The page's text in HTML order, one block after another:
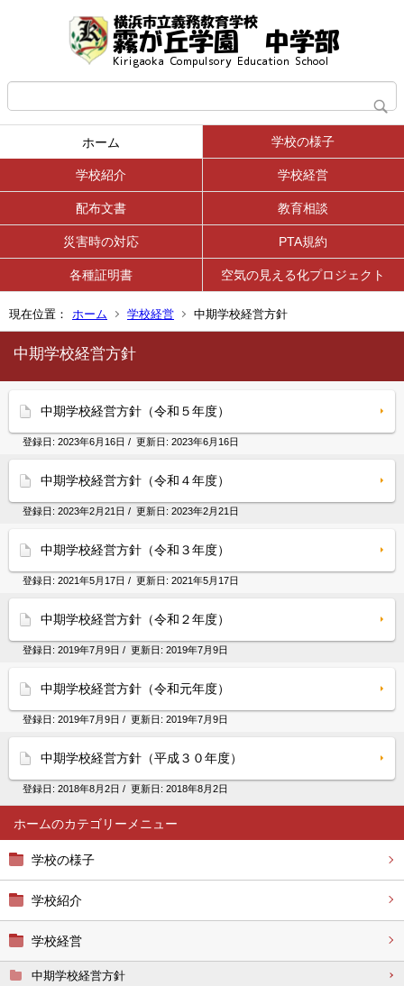
ホーム 学校の様子
学校紹介 学校経営
配布文書 教育相談
災害時の対応 PTA規約
各種証明書 空気の見える化プロジェクト
現在位置： ホーム 学校経営 中期学校経営方針
ホーム
学校の様子
学校紹介
学校経営
中期学校経営方針
中期学校経営方針
中期学校経営方針（令和５年度）
登録日: 2023年6月16日 / 更新日: 2023年6月16日
中期学校経営方針（令和４年度）
登録日: 2023年2月21日 / 更新日: 2023年2月21日
中期学校経営方針（令和３年度）
登録日: 2021年5月17日 / 更新日: 2021年5月17日
中期学校経営方針（令和２年度）
登録日: 2019年7月9日 / 更新日: 2019年7月9日
中期学校経営方針（令和元年度）
登録日: 2019年7月9日 / 更新日: 2019年7月9日
中期学校経営方針（平成３０年度）
登録日: 2018年8月2日 / 更新日: 2018年8月2日